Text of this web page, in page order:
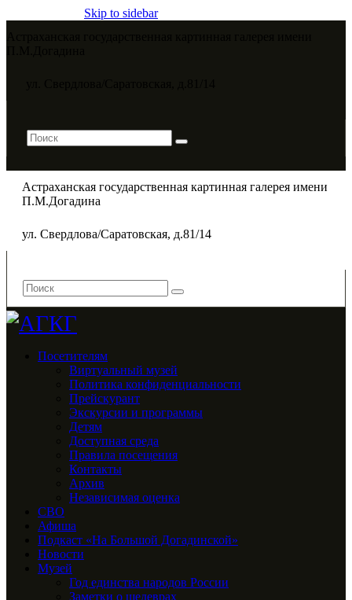
Skip to sidebar
Астраханская государственная картинная галерея имени
П.М.Догадина​
ул. Свердлова/Саратовская, д.81/14
Посетителям
Виртуальный музей
Политика конфиденциальности
Прейскурант
Экскурсии и программы
Детям
Доступная среда
Правила посещения
Контакты
Архив
Независимая оценка
СВО
Афиша
Подкаст «На Большой Догадинской»
Новости
Музей
Год единства народов России
Заметки о шедеврах